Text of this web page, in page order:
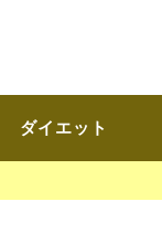
ダイエット